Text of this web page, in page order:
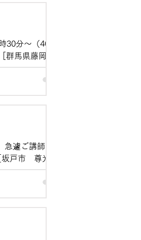
30分〜（40分2
県藤岡市・
遽ご講師をお
戸市 尊光寺
日頃から大